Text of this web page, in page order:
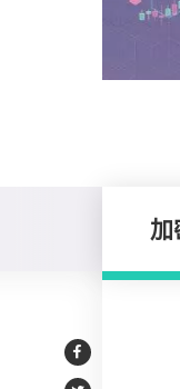
加
Facebook
加